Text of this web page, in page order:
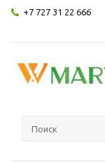
+7 727 31 22 666